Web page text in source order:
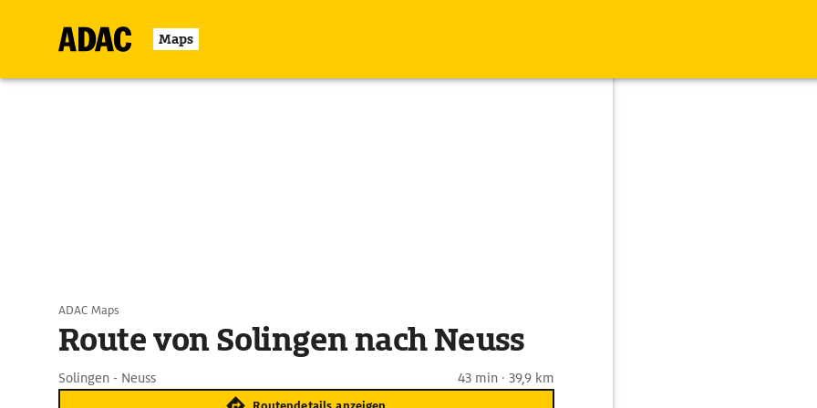
Maps
ADAC Maps
Route von Solingen nach Neuss
Solingen - Neuss 43 min · 39,9 km